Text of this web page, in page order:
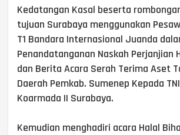
Kedatangan Kasal beserta
tujuan Surabaya menggunakan
T1 Bandara Internasional Juanda
Penandatanganan Naskah Perjanjian
dan Berita Acara Serah Terima Aset
Daerah Pemkab. Sumenep Kepada
Koarmada II Surabaya.
Kemudian menghadiri acara Halal